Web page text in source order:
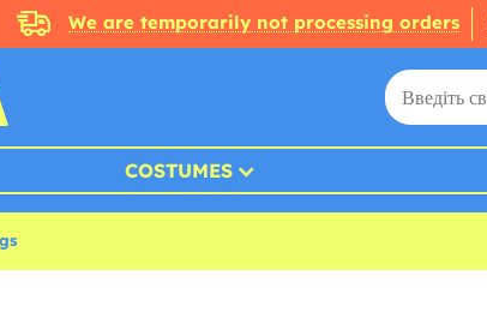
We are temporarily not processing orders
COSTUMES